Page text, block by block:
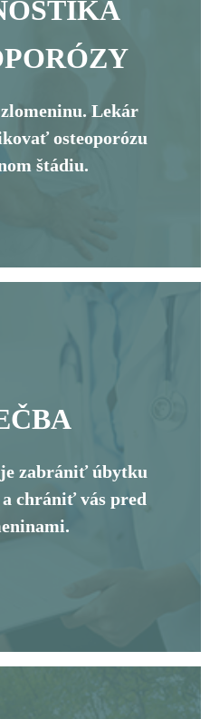
Lekár
osteoporózu
štádiu.
zabrániť úbytku
chrániť vás pred